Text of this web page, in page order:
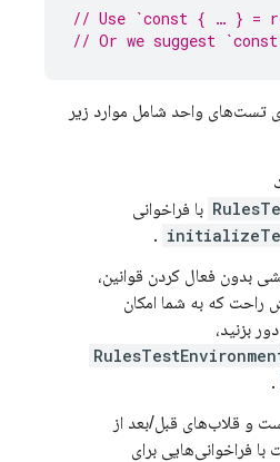
// Use `const { … } =
// Or we suggest
تست‌های واحد شامل موارد زیر
با فراخوانی
.
بدون فعال کردن قوانین،
راحت که به شما امکان
بزنید،
.
و قلاب‌های قبل/بعد از
فراخوانی‌هایی برای